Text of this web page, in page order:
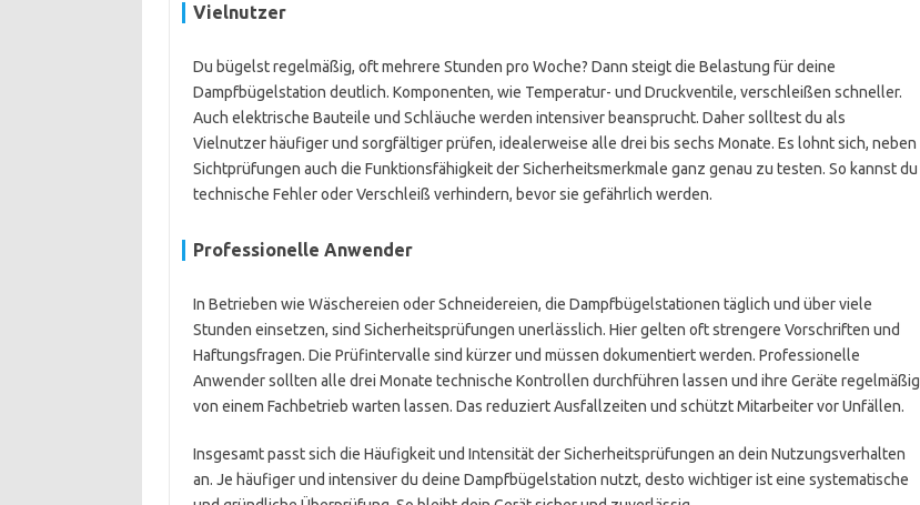
Vielnutzer
Du bügelst regelmäßig, oft mehrere Stunden pro Woche? Dann steigt die Belastung für deine
Dampfbügelstation deutlich. Komponenten, wie Temperatur- und Druckventile, verschleißen schneller.
Auch elektrische Bauteile und Schläuche werden intensiver beansprucht. Daher solltest du als
Vielnutzer häufiger und sorgfältiger prüfen, idealerweise alle drei bis sechs Monate. Es lohnt sich, neben
Sichtprüfungen auch die Funktionsfähigkeit der Sicherheitsmerkmale ganz genau zu testen. So kannst du
technische Fehler oder Verschleiß verhindern, bevor sie gefährlich werden.
Professionelle Anwender
In Betrieben wie Wäschereien oder Schneidereien, die Dampfbügelstationen täglich und über viele
Stunden einsetzen, sind Sicherheitsprüfungen unerlässlich. Hier gelten oft strengere Vorschriften und
Haftungsfragen. Die Prüfintervalle sind kürzer und müssen dokumentiert werden. Professionelle
Anwender sollten alle drei Monate technische Kontrollen durchführen lassen und ihre Geräte regelmäßig
von einem Fachbetrieb warten lassen. Das reduziert Ausfallzeiten und schützt Mitarbeiter vor Unfällen.
Insgesamt passt sich die Häufigkeit und Intensität der Sicherheitsprüfungen an dein Nutzungsverhalten
an. Je häufiger und intensiver du deine Dampfbügelstation nutzt, desto wichtiger ist eine systematische